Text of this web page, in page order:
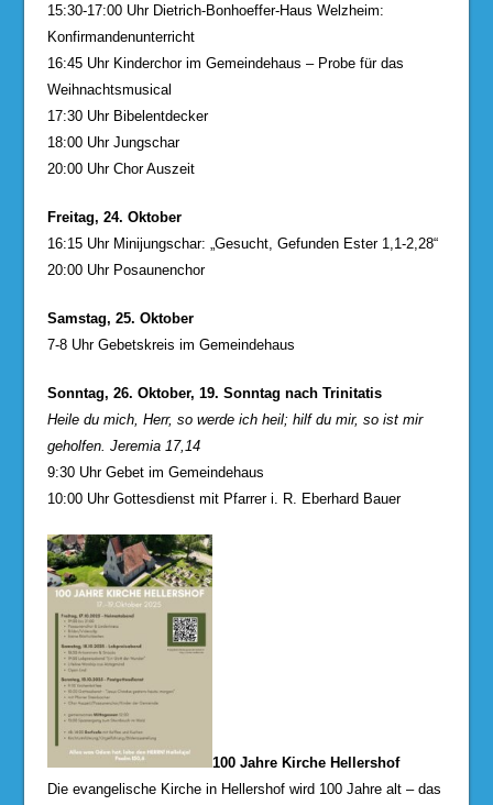
15:30-17:00 Uhr Dietrich-Bonhoeffer-Haus Welzheim:
Konfirmandenunterricht
16:45 Uhr Kinderchor im Gemeindehaus – Probe für das
Weihnachtsmusical
17:30 Uhr Bibelentdecker
18:00 Uhr Jungschar
20:00 Uhr Chor Auszeit
Freitag, 24. Oktober
16:15 Uhr Minijungschar: „Gesucht, Gefunden Ester 1,1-2,28“
20:00 Uhr Posaunenchor
Samstag, 25. Oktober
7-8 Uhr Gebetskreis im Gemeindehaus
Sonntag, 26. Oktober, 19. Sonntag nach Trinitatis
Heile du mich, Herr, so werde ich heil; hilf du mir, so ist mir
geholfen. Jeremia 17,14
9:30 Uhr Gebet im Gemeindehaus
10:00 Uhr Gottesdienst mit Pfarrer i. R. Eberhard Bauer
100 Jahre Kirche Hellershof
Die evangelische Kirche in Hellershof wird 100 Jahre alt – das